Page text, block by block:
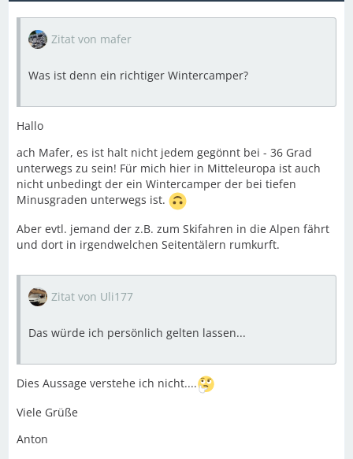
Zitat von mafer
Was ist denn ein richtiger Wintercamper?
Hallo
ach Mafer, es ist halt nicht jedem gegönnt bei - 36 Grad
unterwegs zu sein! Für mich hier in Mitteleuropa ist auch
nicht unbedingt der ein Wintercamper der bei tiefen
Minusgraden unterwegs ist.
Aber evtl. jemand der z.B. zum Skifahren in die Alpen fährt
und dort in irgendwelchen Seitentälern rumkurft.
Zitat von Uli177
Das würde ich persönlich gelten lassen...
Dies Aussage verstehe ich nicht....
Viele Grüße
Anton